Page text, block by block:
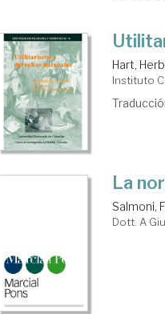
Hart,
Instituto
La
Salmoni,
Dott. A